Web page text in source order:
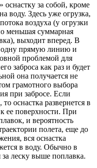
оснастку за собой, кроме
воду. Здесь уже огрузка,
воздуха (у огрузки
меньшая суммарная
выходит вперед. В
одну прямую линию и
проблемой для
заброса как раз и будет
она получается не
грамотного выбора
при забросе. Если
оснастка развернется в
ее поверхности. При
и вероятность
полета, еще до
вся оснастка
в воду. Обычно в
за леску выше поплавка.